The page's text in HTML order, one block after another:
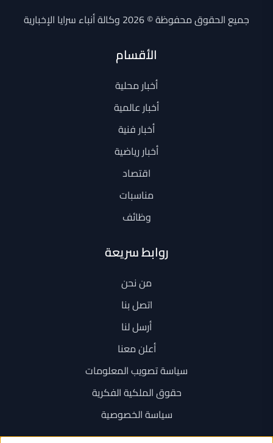
جميع الحقوق محفوظة © 2026 وكالة أنباء سرايا الإخبارية
الأقسام
أخبار محلية
أخبار عالمية
أخبار فنية
أخبار رياضية
اقتصاد
مناسبات
وظائف
روابط سريعة
من نحن
اتصل بنا
أرسل لنا
أعلن معنا
سياسة تصويب المعلومات
حقوق الملكية الفكرية
سياسة الخصوصية